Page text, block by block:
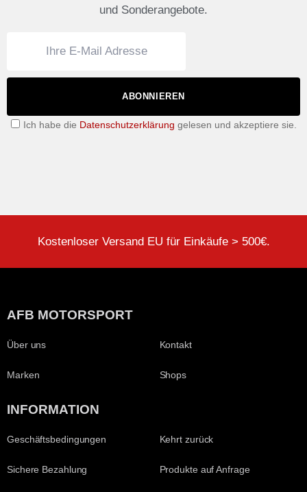
und Sonderangebote.
ABONNIEREN
Ich habe die Datenschutzerklärung gelesen und akzeptiere sie.
Kostenloser Versand EU für Einkäufe > 500€.
AFB MOTORSPORT
Über uns
Marken
Kontakt
Shops
INFORMATION
Geschäftsbedingungen
Sichere Bezahlung
Kehrt zurück
Produkte auf Anfrage